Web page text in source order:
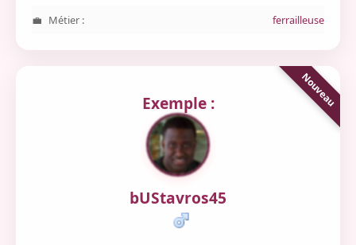
Métier : ferrailleuse
Exemple :
bUStavros45